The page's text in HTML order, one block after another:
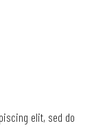
elit, sed do